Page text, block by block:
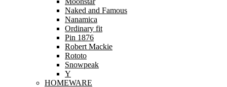
Naked and Famous
Nanamica
Ordinary fit
Pin 1876
Robert Mackie
Rototo
Snowpeak
Y
HOMEWARE